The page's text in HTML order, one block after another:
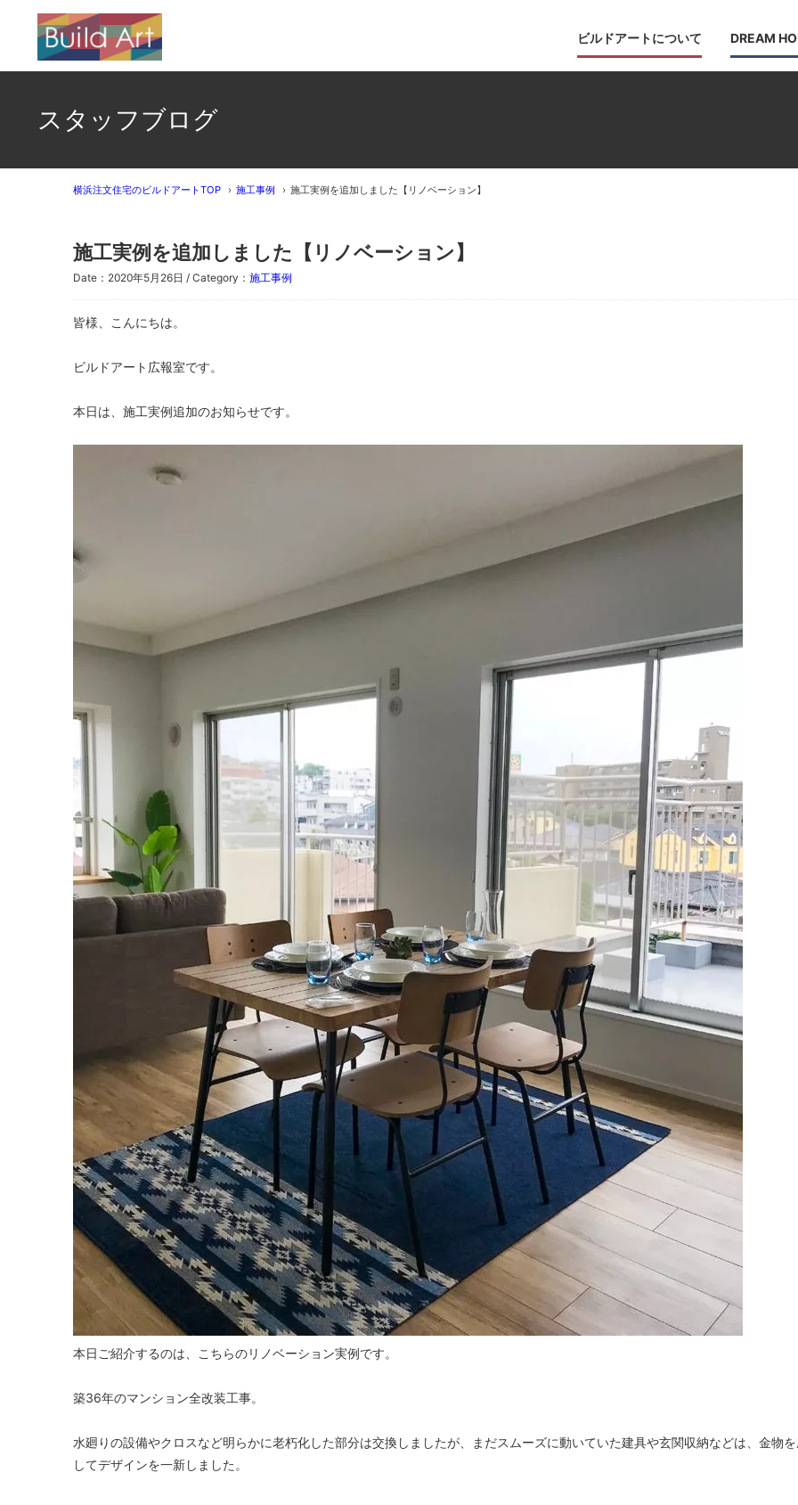
ビルドアートについて DREAM
スタッフブログ
横浜注文住宅のビルドアートTOP 施工事例 施工実例を追加しました【リノベーション】
施工実例を追加しました【リノベーション】
Date：2020年5月26日 / Category： 施工事例
皆様、こんにちは。
ビルドアート広報室です。
本日は、施工実例追加のお知らせです。
本日ご紹介するのは、こちらのリノベーション実例です。
築36年のマンション全改装工事。
水廻りの設備やクロスなど明らかに老朽化した部分は交換しましたが、まだスムーズに動いていた建具や玄関収納などは、 金物
してデザインを一新しました。